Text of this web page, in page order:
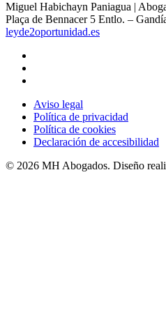
Miguel Habichayn Paniagua |
Plaça de Bennacer 5 Entlo. –
leyde2oportunidad.es
Aviso legal
Política de privacidad
Política de cookies
Declaración de accesibilidad
© 2026 MH Abogados. Diseño